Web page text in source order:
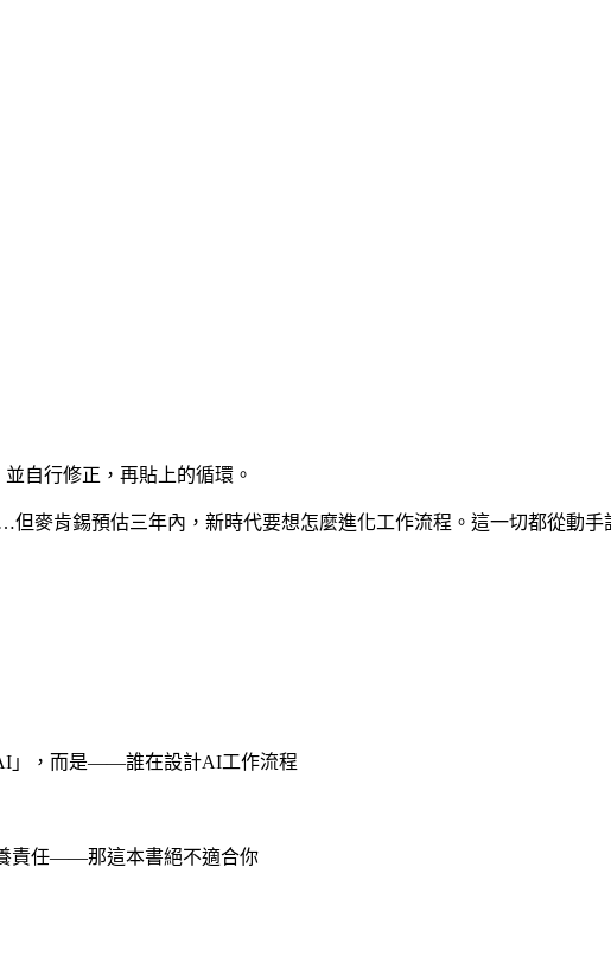
自行修正，再貼上的循環。
麥肯錫預估三年內，新時代要想怎麼進化工作流程。這一切都從動手
」，而是——誰在設計AI工作流程
責任——那這本書絕不適合你